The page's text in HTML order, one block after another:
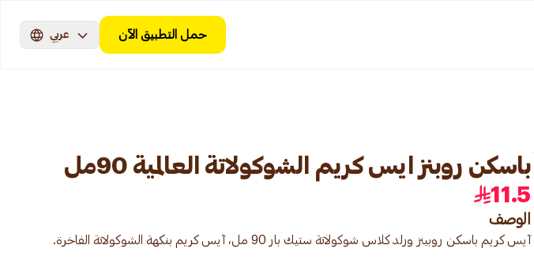
حمل التطبيق الآن عربي
باسكن روبنز ايس كريم الشوكولاتة العالمية 90مل
11.5
الوصف
آيس كريم باسكن روبينز ورلد كلاس شوكولاتة ستيك بار 90 مل، آيس كريم بنكهة الشوكولاتة الفاخرة.